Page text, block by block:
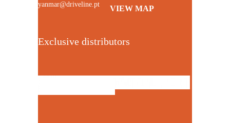
yanmar@driveline.pt
VIEW MAP
Exclusive distributors